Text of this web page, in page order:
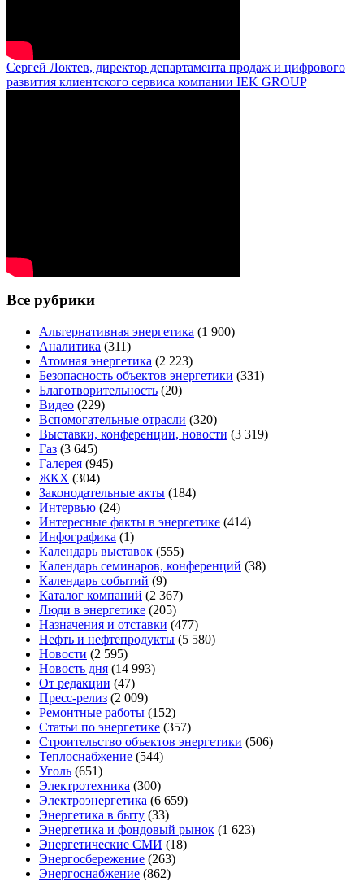
Сергей Локтев, директор департамента продаж и цифрового
развития клиентского сервиса компании IEK GROUP
Все рубрики
Альтернативная энергетика (1 900)
Аналитика (311)
Атомная энергетика (2 223)
Безопасность объектов энергетики (331)
Благотворительность (20)
Видео (229)
Вспомогательные отрасли (320)
Выставки, конференции, новости (3 319)
Газ (3 645)
Галерея (945)
ЖКХ (304)
Законодательные акты (184)
Интервью (24)
Интересные факты в энергетике (414)
Инфографика (1)
Календарь выставок (555)
Календарь семинаров, конференций (38)
Календарь событий (9)
Каталог компаний (2 367)
Люди в энергетике (205)
Назначения и отставки (477)
Нефть и нефтепродукты (5 580)
Новости (2 595)
Новость дня (14 993)
От редакции (47)
Пресс-релиз (2 009)
Ремонтные работы (152)
Статьи по энергетике (357)
Строительство объектов энергетики (506)
Теплоснабжение (544)
Уголь (651)
Электротехника (300)
Электроэнергетика (6 659)
Энергетика в быту (33)
Энергетика и фондовый рынок (1 623)
Энергетические СМИ (18)
Энергосбережение (263)
Энергоснабжение (862)